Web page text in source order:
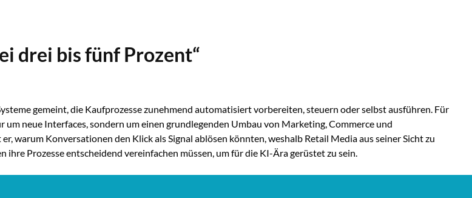
drei bis fünf Prozent“
gemeint, die Kaufprozesse zunehmend automatisiert vorbereiten, steuern oder selbst ausführen. Für
neue Interfaces, sondern um einen grundlegenden Umbau von Marketing, Commerce und
warum Konversationen den Klick als Signal ablösen könnten, weshalb Retail Media aus seiner Sicht zu
Prozesse entscheidend vereinfachen müssen, um für die KI-Ära gerüstet zu sein.